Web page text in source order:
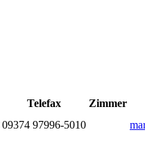
Telefax Zimmer
09374 97996-5010